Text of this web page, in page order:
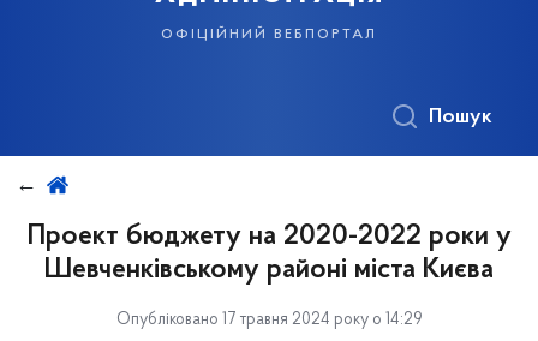
офіційний вебпортал
Пошук
Проект бюджету на 2020-2022 роки у
Шевченківському районі міста Києва
Опубліковано 17 травня 2024 року о 14:29